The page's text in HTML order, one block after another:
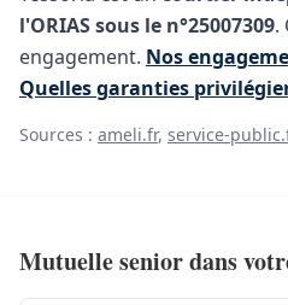
l'ORIAS sous le n°25007309.
engagement. Nos
Quelles garanties
Sources : ameli.fr, service-
Mutuelle senior dans